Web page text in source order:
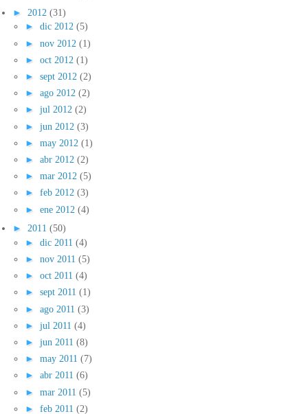
► 2012 (31)
► dic 2012 (5)
► nov 2012 (1)
► oct 2012 (1)
► sept 2012 (2)
► ago 2012 (2)
► jul 2012 (2)
► jun 2012 (3)
► may 2012 (1)
► abr 2012 (2)
► mar 2012 (5)
► feb 2012 (3)
► ene 2012 (4)
► 2011 (50)
► dic 2011 (4)
► nov 2011 (5)
► oct 2011 (4)
► sept 2011 (1)
► ago 2011 (3)
► jul 2011 (4)
► jun 2011 (8)
► may 2011 (7)
► abr 2011 (6)
► mar 2011 (5)
► feb 2011 (2)